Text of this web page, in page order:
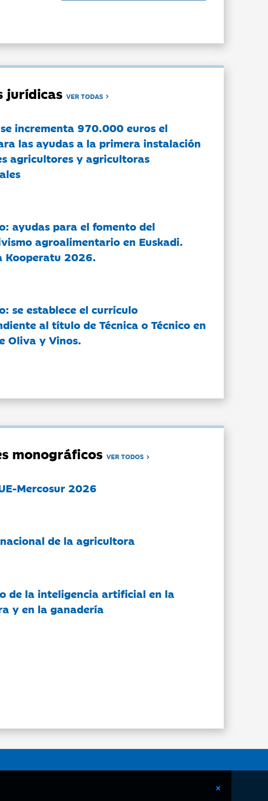
jurídicasVER TODAS
incrementa 970.000 euros el
las ayudas a la primera instalación
agricultores y agricultoras
ayudas para el fomento del
agroalimentario en Euskadi.
Kooperatu 2026.
se establece el currículo
al título de Técnica o Técnico en
Oliva y Vinos.
monográficosVER TODOS
Mercosur 2026
de la agricultora
de la inteligencia artificial en la
y en la ganadería